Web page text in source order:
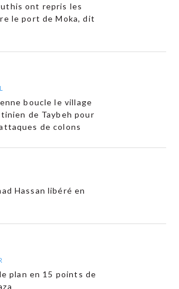
ont repris les
le port de Moka, dit
boucle le village
de Taybeh pour
de colons
Hassan libéré en
plan en 15 points de